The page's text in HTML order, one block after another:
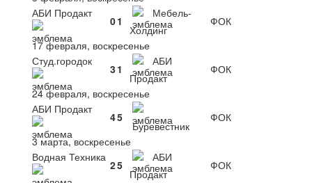
АБИ Продакт
01
Мебель-
Холдинг
ФОК
17 февраля, воскресенье
Студ.городок
31
АБИ
Продакт
ФОК
24 февраля, воскресенье
АБИ Продакт
45
Буревестник
ФОК
3 марта, воскресенье
Водная Техника
25
АБИ
Продакт
ФОК